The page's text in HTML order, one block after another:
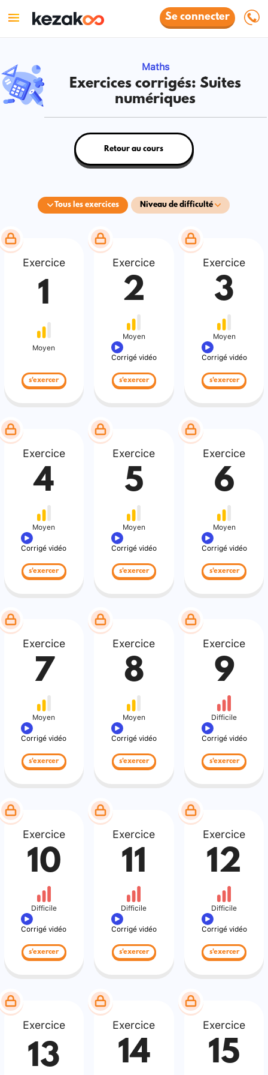
Se connecter
Maths
Exercices corrigés: Suites
numériques
Tous les exercices Niveau de difficulté
Retour au cours
Exercice
1
Moyen
s'exercer
Exercice
2
Moyen
Corrigé vidéo
s'exercer
Exercice
3
Moyen
Corrigé vidéo
s'exercer
Exercice
4
Moyen
Corrigé vidéo
s'exercer
Exercice
5
Moyen
Corrigé vidéo
s'exercer
Exercice
6
Moyen
Corrigé vidéo
s'exercer
Exercice
7
Moyen
Corrigé vidéo
s'exercer
Exercice
8
Moyen
Corrigé vidéo
s'exercer
Exercice
9
Difficile
Corrigé vidéo
s'exercer
Exercice
10
Difficile
Corrigé vidéo
s'exercer
Exercice
11
Difficile
Corrigé vidéo
s'exercer
Exercice
12
Difficile
Corrigé vidéo
s'exercer
Exercice
13
Exercice
14
Exercice
15